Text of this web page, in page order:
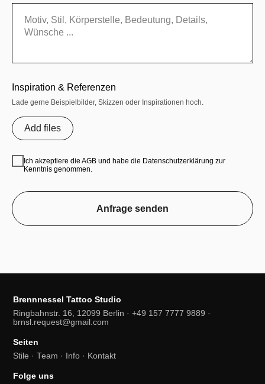
Inspiration & Referenzen
Lade gerne Beispielbilder, Skizzen oder Inspirationen hoch.
Add files
Ich akzeptiere die AGB und habe die Datenschutzerklärung zur
Kenntnis genommen.
Anfrage senden
Brennnessel Tattoo Studio
Ringbahnstr. 16, 12099 Berlin · +49 157 7777 9889 ·
brnsl.request@gmail.com
Seiten
Stile ·Team · Info · Kontakt
Folge uns